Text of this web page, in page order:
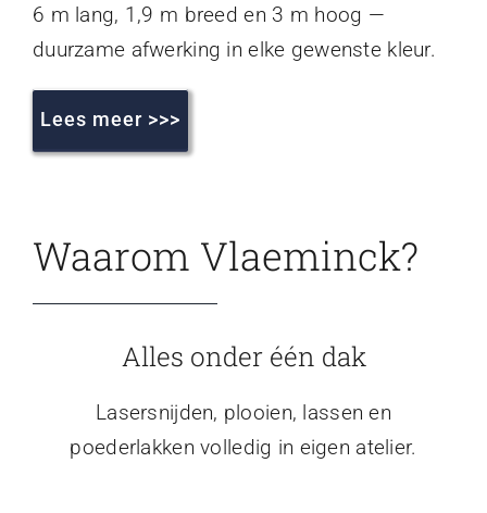
6 m lang, 1,9 m breed en 3 m hoog —
duurzame afwerking in elke gewenste kleur.
Lees meer >>>
Waarom Vlaeminck?
Alles onder één dak
Lasersnijden, plooien, lassen en
poederlakken volledig in eigen atelier.